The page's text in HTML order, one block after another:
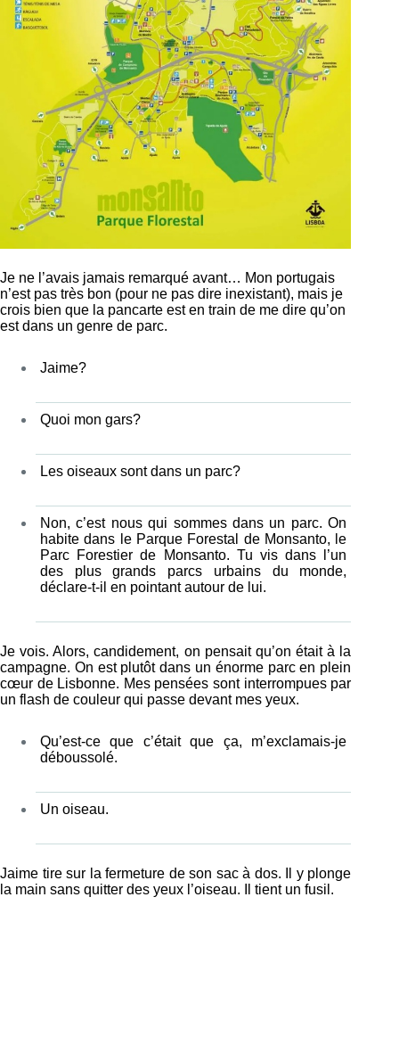
Je ne l’avais jamais remarqué avant… Mon portugais
n’est pas très bon (pour ne pas dire inexistant), mais je
crois bien que la pancarte est en train de me dire qu’on
est dans un genre de parc.
Jaime?
Quoi mon gars?
Les oiseaux sont dans un parc?
Non, c’est nous qui sommes dans un parc. On
habite dans le Parque Forestal de Monsanto, le
Parc Forestier de Monsanto. Tu vis dans l’un
des plus grands parcs urbains du monde,
déclare-t-il en pointant autour de lui.
Je vois. Alors, candidement, on pensait qu’on était à la
campagne. On est plutôt dans un énorme parc en plein
cœur de Lisbonne. Mes pensées sont interrompues par
un flash de couleur qui passe devant mes yeux.
Qu’est-ce que c’était que ça, m’exclamais-je
déboussolé.
Un oiseau.
Jaime tire sur la fermeture de son sac à dos. Il y plonge
la main sans quitter des yeux l’oiseau. Il tient un fusil.